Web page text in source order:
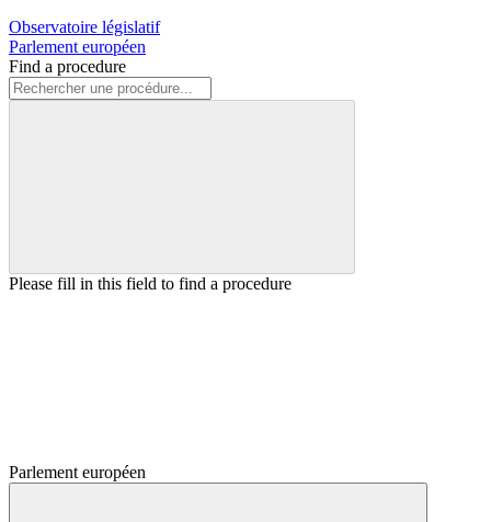
Observatoire législatif
Parlement européen
Find a procedure
Please fill in this field to find a procedure
Parlement européen